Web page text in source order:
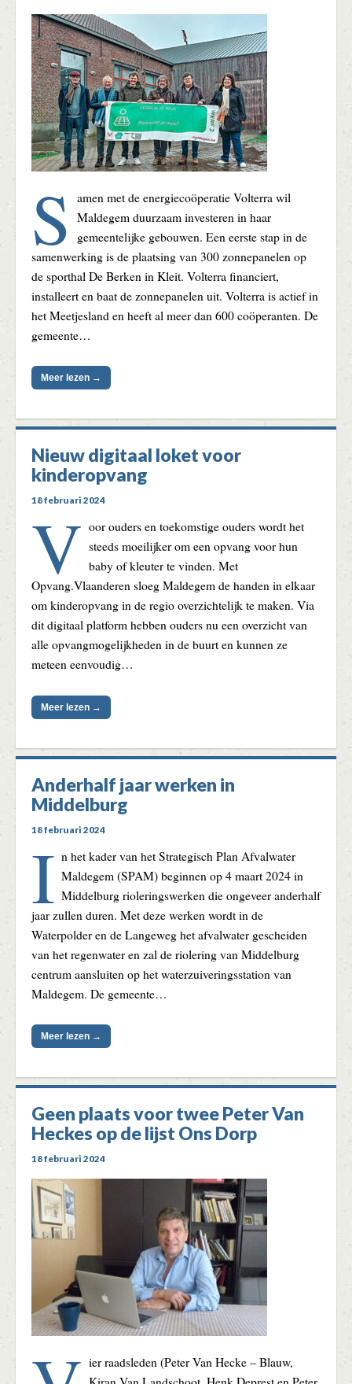
S
amen met de energiecoöperatie Volterra wil
Maldegem duurzaam investeren in haar
gemeentelijke gebouwen. Een eerste stap in de
samenwerking is de plaatsing van 300 zonnepanelen op
de sporthal De Berken in Kleit. Volterra financiert,
installeert en baat de zonnepanelen uit. Volterra is actief in
het Meetjesland en heeft al meer dan 600 coöperanten. De
gemeente…
Meer lezen →
Nieuw digitaal loket voor
kinderopvang
18 februari 2024
V oor ouders en toekomstige ouders wordt het
steeds moeilijker om een opvang voor hun
baby of kleuter te vinden. Met
Opvang.Vlaanderen sloeg Maldegem de handen in elkaar
om kinderopvang in de regio overzichtelijk te maken. Via
dit digitaal platform hebben ouders nu een overzicht van
alle opvangmogelijkheden in de buurt en kunnen ze
meteen eenvoudig…
Meer lezen →
Anderhalf jaar werken in
Middelburg
18 februari 2024
I n het kader van het Strategisch Plan Afvalwater
Maldegem (SPAM) beginnen op 4 maart 2024 in
Middelburg rioleringswerken die ongeveer anderhalf
jaar zullen duren. Met deze werken wordt in de
Waterpolder en de Langeweg het afvalwater gescheiden
van het regenwater en zal de riolering van Middelburg
centrum aansluiten op het waterzuiveringsstation van
Maldegem. De gemeente…
Meer lezen →
Geen plaats voor twee Peter Van
Heckes op de lijst Ons Dorp
18 februari 2024
ier raadsleden (Peter Van Hecke – Blauw,